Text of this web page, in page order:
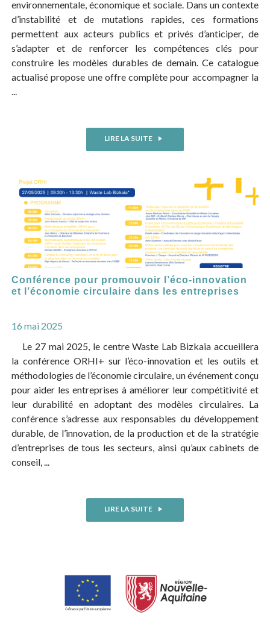
environnementale, économique et sociale. Dans un contexte
d’instabilité et de mutations rapides, ces formations
permettent aux acteurs publics et privés d’anticiper, de
s’adapter et de renforcer les compétences clés pour
construire les modèles durables de demain. Ce catalogue
actualisé propose une offre complète pour accompagner la
...
LIRE LA SUITE
Conférence pour promouvoir l’éco-innovation
et l’économie circulaire dans les entreprises
16 mai 2025
Le 27 mai 2025, le centre Waste Lab Bizkaia accueillera
la conférence ORHI+ sur l’éco-innovation et les outils et
méthodologies de l’économie circulaire, un événement conçu
pour aider les entreprises à améliorer leur compétitivité et
leur durabilité en adoptant des modèles circulaires. La
conférence s’adresse aux responsables du développement
durable, de l’innovation, de la production et de la stratégie
d’entreprises de tous les secteurs, ainsi qu’aux cabinets de
conseil, ...
LIRE LA SUITE